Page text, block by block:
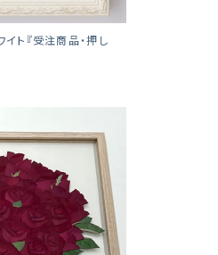
ト『受注商品・押し